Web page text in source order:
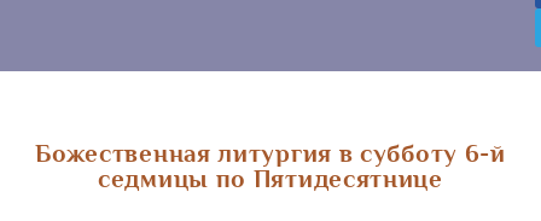
Божественная литургия в субботу 6-й
седмицы по Пятидесятнице